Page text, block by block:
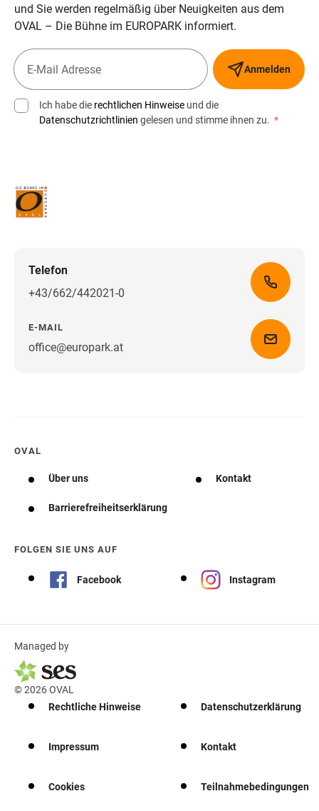
und Sie werden regelmäßig über Neuigkeiten aus dem
OVAL – Die Bühne im EUROPARK informiert.
Anmelden
Ich habe die rechtlichen Hinweise und die
Datenschutzrichtlinien gelesen und stimme ihnen zu. *
Telefon
+43/662/442021-0
E-MAIL
office@europark.atWegbeschreibung erhalten
OVAL
Über uns Kontakt
Barrierefreiheitserklärung
FOLGEN SIE UNS AUF
Facebook Instagram
Managed by
© 2026 OVAL
Rechtliche Hinweise
Datenschutzerklärung
Impressum Kontakt
Cookies Teilnahmebedingungen